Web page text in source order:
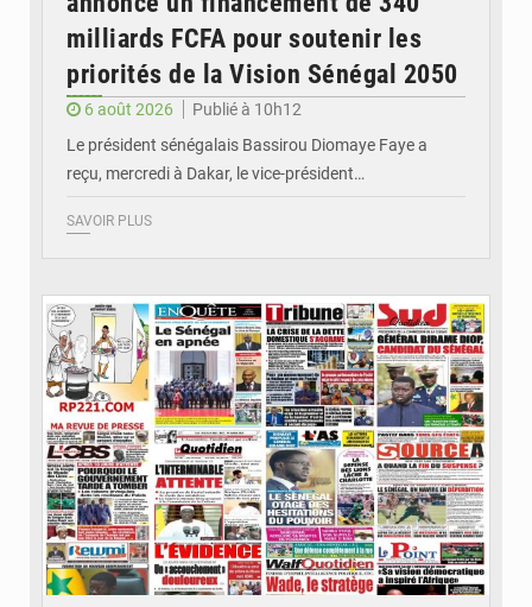
milliards FCFA pour soutenir les
priorités de la Vision Sénégal 2050
6 août 2026
Publié à 10h12
Le président sénégalais Bassirou Diomaye Faye a
reçu, mercredi à Dakar, le vice-président…
SAVOIR PLUS